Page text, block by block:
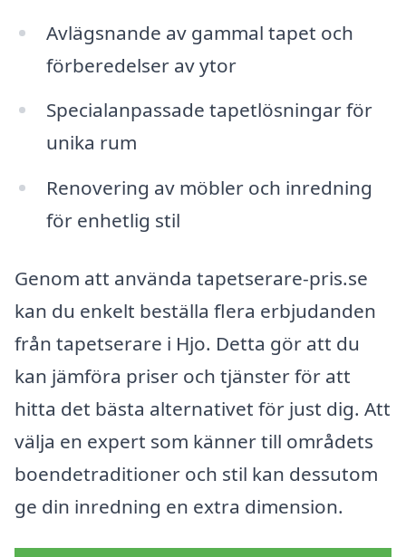
Avlägsnande av gammal tapet och
förberedelser av ytor
Specialanpassade tapetlösningar för
unika rum
Renovering av möbler och inredning
för enhetlig stil
Genom att använda tapetserare-pris.se
kan du enkelt beställa flera erbjudanden
från tapetserare i Hjo. Detta gör att du
kan jämföra priser och tjänster för att
hitta det bästa alternativet för just dig. Att
välja en expert som känner till områdets
boendetraditioner och stil kan dessutom
ge din inredning en extra dimension.